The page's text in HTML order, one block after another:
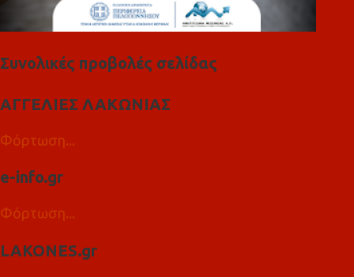
Συνολικές προβολές σελίδας
ΑΓΓΕΛΙΕΣ ΛΑΚΩΝΙΑΣ
Φόρτωση...
e-info.gr
Φόρτωση...
LAKONES.gr